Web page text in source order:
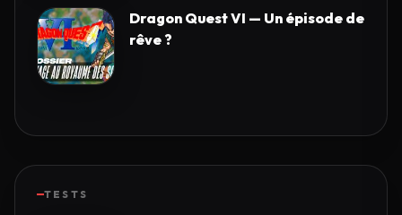
Dragon Quest VI — Un épisode de
rêve ?
TESTS